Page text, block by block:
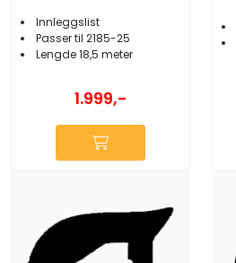
Innleggslist
Passer til 2185-25
Lengde 18,5 meter
1.999,-